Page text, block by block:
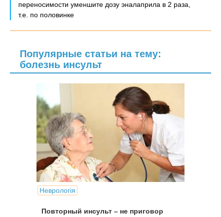
переносимости уменшите дозу эналаприла в 2 раза,
т.е. по половинке
Популярные статьи на тему:
болезнь инсульт
Неврологія
Повторный инсульт – не приговор